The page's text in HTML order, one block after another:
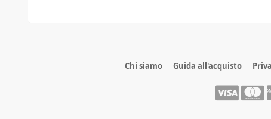
Chi siamo Guida all'acquisto